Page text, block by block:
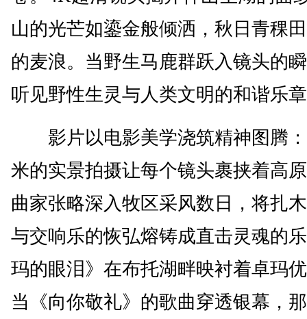
山的光芒如鎏金般倾洒，秋日青稞
的麦浪。当野生马鹿群跃入镜头的
听见野性生灵与人类文明的和谐乐
影片以电影美学浇筑精神图腾：
米的实景拍摄让每个镜头裹挟着高
曲家张略深入牧区采风数日，将扎
与交响乐的恢弘熔铸成直击灵魂的
玛的眼泪》在布托湖畔映衬着卓玛
当《向你敬礼》的歌曲穿透银幕，